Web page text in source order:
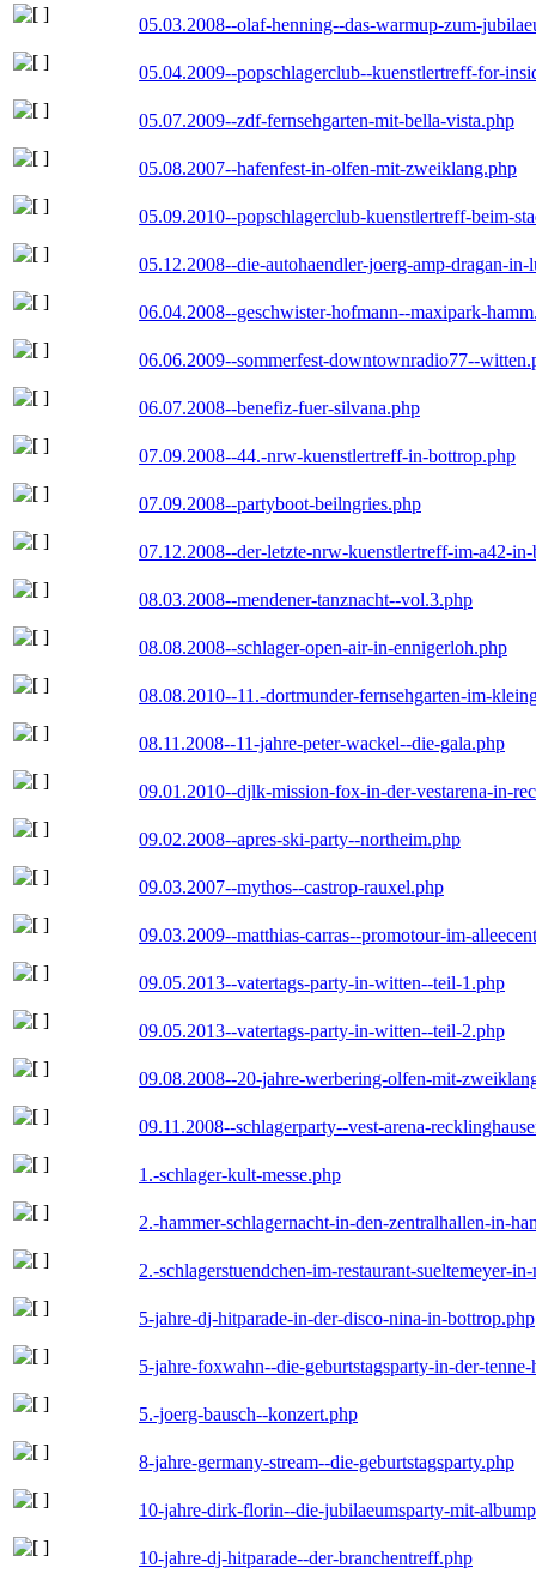
05.03.2008--olaf-henning--das-warmup-zum-
05.04.2009--popschlagerclub--kuenstlertreff-for-
05.07.2009--zdf-fernsehgarten-mit-bella-vista.php
05.08.2007--hafenfest-in-olfen-mit-zweiklang.php
05.09.2010--popschlagerclub-kuenstlertreff-beim-
05.12.2008--die-autohaendler-joerg-amp-dragan-in-
06.04.2008--geschwister-hofmann--maxipark-
06.06.2009--sommerfest-downtownradio77--
06.07.2008--benefiz-fuer-silvana.php
07.09.2008--44.-nrw-kuenstlertreff-in-bottrop.php
07.09.2008--partyboot-beilngries.php
07.12.2008--der-letzte-nrw-kuenstlertreff-im-a42-
08.03.2008--mendener-tanznacht--vol.3.php
08.08.2008--schlager-open-air-in-ennigerloh.php
08.08.2010--11.-dortmunder-fernsehgarten-im-
08.11.2008--11-jahre-peter-wackel--die-gala.php
09.01.2010--djlk-mission-fox-in-der-vestarena-in-
09.02.2008--apres-ski-party--northeim.php
09.03.2007--mythos--castrop-rauxel.php
09.03.2009--matthias-carras--promotour-im-
09.05.2013--vatertags-party-in-witten--teil-1.php
09.05.2013--vatertags-party-in-witten--teil-2.php
09.08.2008--20-jahre-werbering-olfen-mit-
09.11.2008--schlagerparty--vest-arena-
1.-schlager-kult-messe.php
2.-hammer-schlagernacht-in-den-zentralhallen-in-
2.-schlagerstuendchen-im-restaurant-sueltemeyer-
5-jahre-dj-hitparade-in-der-disco-nina-in-bottrop.php
5-jahre-foxwahn--die-geburtstagsparty-in-der-tenne-
5.-joerg-bausch--konzert.php
8-jahre-germany-stream--die-geburtstagsparty.php
10-jahre-dirk-florin--die-jubilaeumsparty-mit-
10-jahre-dj-hitparade--der-branchentreff.php